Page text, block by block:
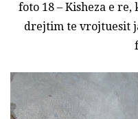
foto 18 – Kisheza e
drejtim te vrojtuesit